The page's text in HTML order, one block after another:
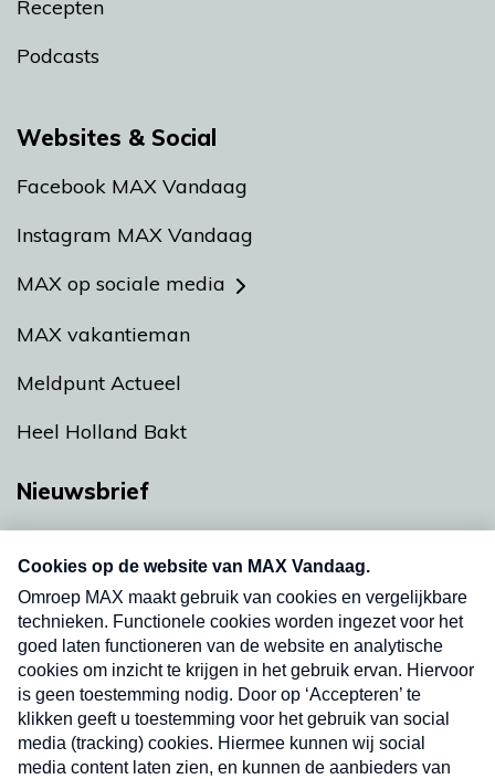
Recepten
Podcasts
Websites & Social
Facebook MAX Vandaag
Instagram MAX Vandaag
MAX op sociale media
MAX vakantieman
Meldpunt Actueel
Heel Holland Bakt
Nieuwsbrief
nieuwsbrief. Elke vrijdag- en dinsdagochtend in
uw mailbox.
Verzend